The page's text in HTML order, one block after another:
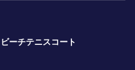
ビーチテニスコート